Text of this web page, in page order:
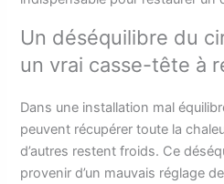
Un déséquilibre du
un vrai casse-tête à
Dans une installation mal
peuvent récupérer toute la
d’autres restent froids. Ce
provenir d’un mauvais réglage